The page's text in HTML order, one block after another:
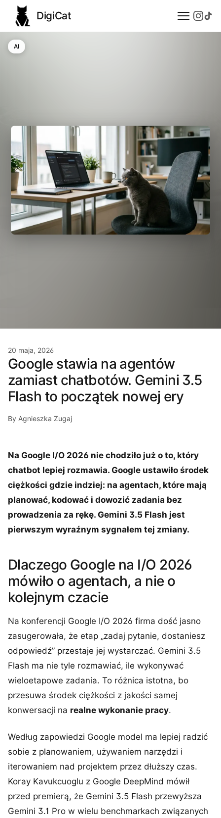
DigiCat
AI
Społeczeństwo
AI
20 maja, 2026
Google stawia na agentów
zamiast chatbotów. Gemini 3.5
Flash to początek nowej ery
By Agnieszka Zugaj
Na Google I/O 2026 nie chodziło już o to, który
chatbot lepiej rozmawia. Google ustawiło środek
ciężkości gdzie indziej: na agentach, które mają
planować, kodować i dowozić zadania bez
prowadzenia za rękę. Gemini 3.5 Flash jest
pierwszym wyraźnym sygnałem tej zmiany.
Dlaczego Google na I/O 2026
mówiło o agentach, a nie o
kolejnym czacie
Na konferencji Google I/O 2026 firma dość jasno
zasugerowała, że etap „zadaj pytanie, dostaniesz
odpowiedź” przestaje jej wystarczać. Gemini 3.5
Flash ma nie tyle rozmawiać, ile wykonywać
wieloetapowe zadania. To różnica istotna, bo
przesuwa środek ciężkości z jakości samej
konwersacji na realne wykonanie pracy.
Według zapowiedzi Google model ma lepiej radzić
sobie z planowaniem, używaniem narzędzi i
iterowaniem nad projektem przez dłuższy czas.
Koray Kavukcuoglu z Google DeepMind mówił
przed premierą, że Gemini 3.5 Flash przewyższa
Gemini 3.1 Pro w wielu benchmarkach związanych